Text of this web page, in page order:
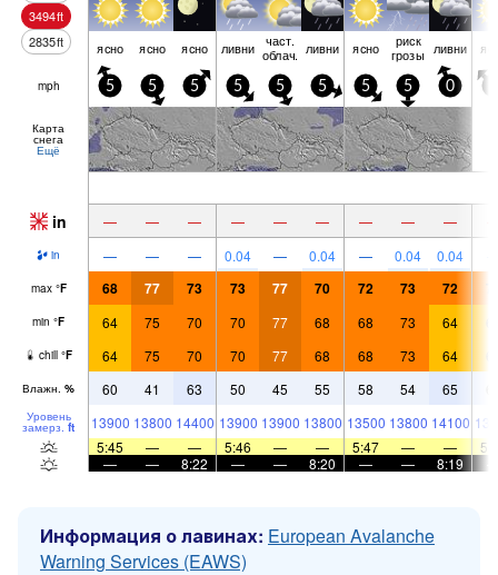
3494ft
2835ft ясно ясно ясно ливни част.
облач. ливни ясно риск
грозы ливни
mph 5 5 5 5 5 5 5 5 0
Карта
снега
Ещё
in — — — — — — — — —
in — — — 0.04 — 0.04 — 0.04 0.04
max °F 68 77 73 73 77 70 72 73 72
min °F 64 75 70 70 77 68 68 73 64
chill °F 64 75 70 70 77 68 68 73 64
Влажн. % 60 41 63 50 45 55 58 54 65
Уровень
замерз. ft 13900 13800 14400 13900 13900 13800 13500 13800 14100
5:45
— — 5:46 — — 5:47 — —
—
— 8:22 — — 8:20 — — 8:19
Информация о лавинах: European Avalanche
Warning Services (EAWS)